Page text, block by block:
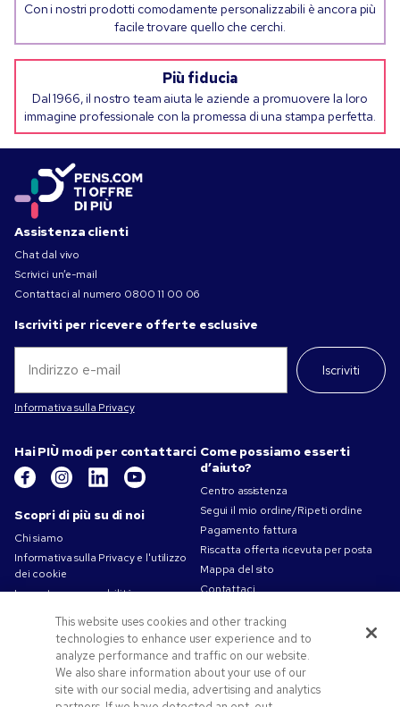
Con i nostri prodotti comodamente personalizzabili è ancora più
facile trovare quello che cerchi.
Più fiducia
Dal 1966, il nostro team aiuta le aziende a promuovere la loro
immagine professionale con la promessa di una stampa perfetta.
Assistenza clienti
Chat dal vivo
Scrivici un’e-mail
Contattaci al numero 0800 11 00 06
Iscriviti per ricevere offerte esclusive
Iscriviti
Informativa sulla Privacy
Hai PIÙ modi per contattarci
Scopri di più su di noi
Chi siamo
Informativa sulla Privacy e l'utilizzo
dei cookie
La nostra responsabilità
Termini d'uso
Condizioni di vendita
Lavorare in Pens.com
Offerte e risorse
Come possiamo esserti
d’aiuto?
Centro assistenza
Segui il mio ordine/Ripeti ordine
Pagamento fattura
Riscatta offerta ricevuta per posta
Mappa del sito
Contattaci
This website uses cookies and other tracking
technologies to enhance user experience and to
analyze performance and traffic on our website.
We also share information about your use of our
site with our social media, advertising and analytics